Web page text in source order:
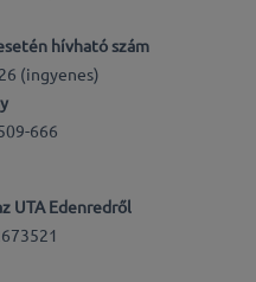
hívható szám
(ingyenes)
666
UTA Edenredről